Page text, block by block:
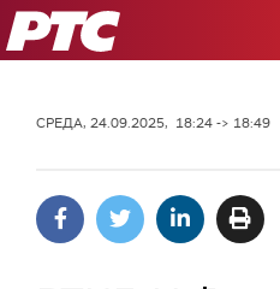
РТС
СРЕДА, 24.09.2025, 18:24 -> 18:49